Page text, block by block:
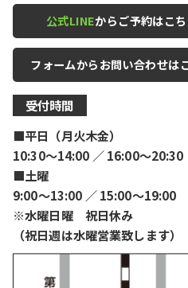
公式LINEからご予約はこ
フォームからお問い合わせは
受付時間
■平日（月火木金）
10:30〜14:00 ／ 16:00〜20:30
■土曜
9:00〜13:00 ／ 15:00〜19:00
※水曜日曜 祝日休み
（祝日週は水曜営業致します）